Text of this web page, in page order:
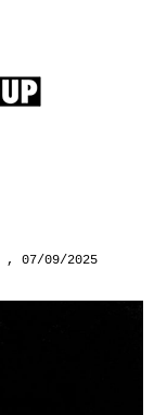
07/09/2025